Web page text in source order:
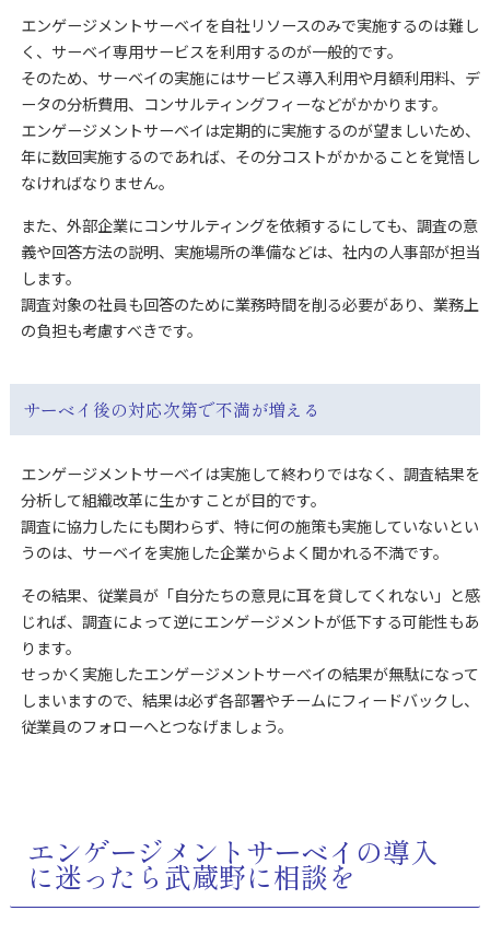
エンゲージメントサーベイを自社リソースのみで実施するのは難し
く、サーベイ専用サービスを利用するのが一般的です。
そのため、サーベイの実施にはサービス導入利用や月額利用料、デ
ータの分析費用、コンサルティングフィーなどがかかります。
エンゲージメントサーベイは定期的に実施するのが望ましいため、
年に数回実施するのであれば、その分コストがかかることを覚悟し
なければなりません。
また、外部企業にコンサルティングを依頼するにしても、調査の意
義や回答方法の説明、実施場所の準備などは、社内の人事部が担当
します。
調査対象の社員も回答のために業務時間を削る必要があり、業務上
の負担も考慮すべきです。
サーベイ後の対応次第で不満が増える
エンゲージメントサーベイは実施して終わりではなく、調査結果を
分析して組織改革に生かすことが目的です。
調査に協力したにも関わらず、特に何の施策も実施していないとい
うのは、サーベイを実施した企業からよく聞かれる不満です。
その結果、従業員が「自分たちの意見に耳を貸してくれない」と感
じれば、調査によって逆にエンゲージメントが低下する可能性もあ
ります。
せっかく実施したエンゲージメントサーベイの結果が無駄になって
しまいますので、結果は必ず各部署やチームにフィードバックし、
従業員のフォローへとつなげましょう。
エンゲージメントサーベイの導入
に迷ったら武蔵野に相談を